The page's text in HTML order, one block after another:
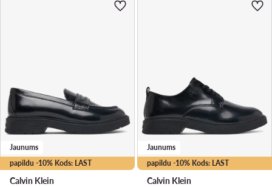
papildu -10% Kods: LAST
Jaunums
Calvin Klein
papildu -10% Kods: LAST
Jaunums
Calvin Klein